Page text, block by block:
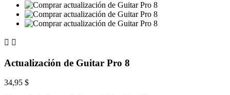
 
Actualización de Guitar Pro 8
34,95 $